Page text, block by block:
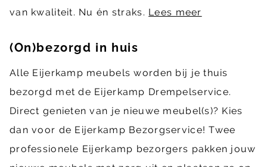
van kwaliteit. Nu én straks. Lees meer
(On)bezorgd in huis
Alle Eijerkamp meubels worden bij je thuis
bezorgd met de Eijerkamp Drempelservice.
Direct genieten van je nieuwe meubel(s)? Kies
dan voor de Eijerkamp Bezorgservice! Twee
professionele Eijerkamp bezorgers pakken jouw